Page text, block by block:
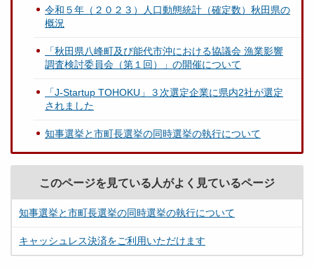
令和５年（２０２３）人口動態統計（確定数）秋田県の
概況
「秋田県八峰町及び能代市沖における協議会 漁業影響
調査検討委員会（第１回）」の開催について
「J-Startup TOHOKU」３次選定企業に県内2社が選定
されました
知事選挙と市町長選挙の同時選挙の執行について
このページを見ている人がよく見ているページ
知事選挙と市町長選挙の同時選挙の執行について
キャッシュレス決済をご利用いただけます